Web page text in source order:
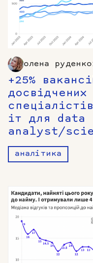
олена руденко
+25%
досвідчених
іт для data
analyst/
аналітика